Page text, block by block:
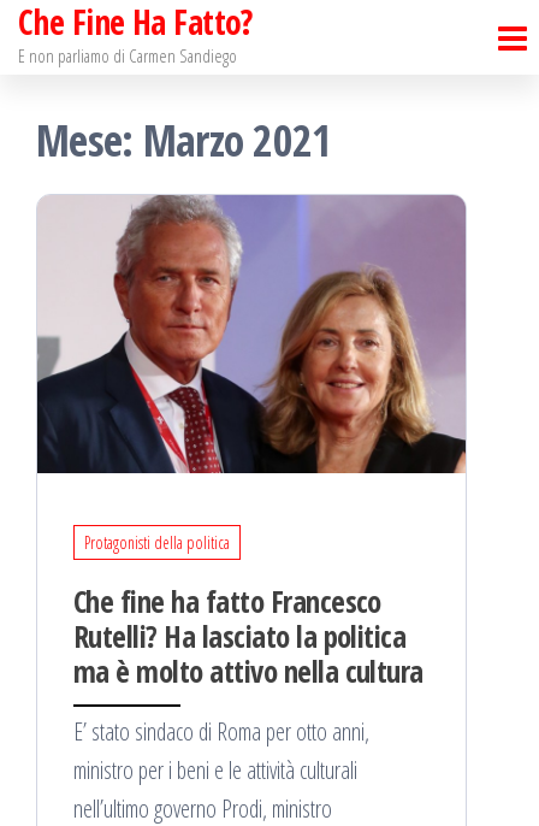
SaltaChe Fine Ha Fatto?
E non parliamo di Carmen Sandiego
Mese: Marzo 2021
Protagonisti della politica
Che fine ha fatto Francesco
Rutelli? Ha lasciato la politica
ma è molto attivo nella cultura
E’ stato sindaco di Roma per otto anni,
ministro per i beni e le attività culturali
nell’ultimo governo Prodi, ministro